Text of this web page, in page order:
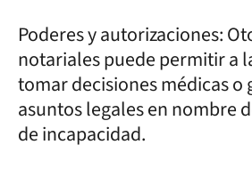
Poderes y autorizaciones:
notariales puede permitir a
tomar decisiones médicas o
asuntos legales en nombre
de incapacidad.